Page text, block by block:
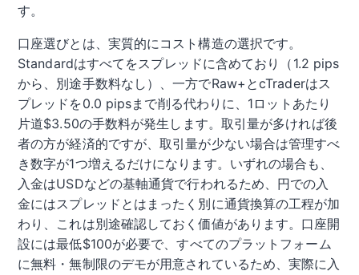
す。
口座選びとは、実質的にコスト構造の選択です。
Standardはすべてをスプレッドに含めており（1.2 pips
から、別途手数料なし）、一方でRaw+とcTraderはス
プレッドを0.0 pipsまで削る代わりに、1ロットあたり
片道$3.50の手数料が発生します。取引量が多ければ後
者の方が経済的ですが、取引量が少ない場合は管理すべ
き数字が1つ増えるだけになります。いずれの場合も、
入金はUSDなどの基軸通貨で行われるため、円での入
金にはスプレッドとはまったく別に通貨換算の工程が加
わり、これは別途確認しておく価値があります。口座開
設には最低$100が必要で、すべてのプラットフォーム
に無料・無制限のデモが用意されているため、実際に入